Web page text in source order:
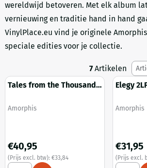
wereldwijd betoveren. Met elk album
vernieuwing en traditie hand in hand
VinylPlace.eu vind je originele
speciale edities voor je collectie.
7Artikelen
Tales from the Thousand
2LP (blue blackdust vinyl)
Merk:
Amorphis
Prijs: 40,95, exclusief btw: 33,84
€40,95
(Prijs excl. btw): €33,84
Elegy
Merk:
Amorphis
Prijs:
€31,95
(Prijs excl.